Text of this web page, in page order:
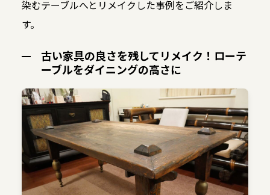
染むテーブルへとリメイクした事例をご紹介しま
す。
古い家具の良さを残してリメイク！ローテ
ーブルをダイニングの高さに